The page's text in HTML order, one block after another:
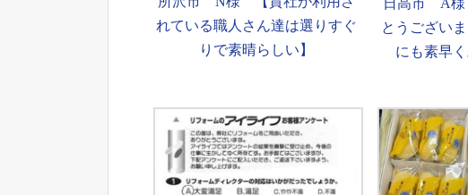
れている職人さん達は選りすぐ
りで素晴らしい】
とうござい
にも素早